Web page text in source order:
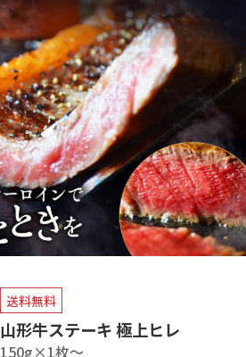
送料無料
山形牛ステーキ 極上ヒレ
150g×1枚〜